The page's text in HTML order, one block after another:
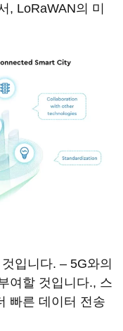
, LoRaWAN의 미
입니다. – 5G와의
여할 것입니다., 스
빠른 데이터 전송